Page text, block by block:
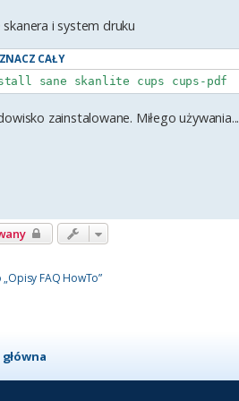
skanera i system druku
CAŁY
zainstalowane. Miłego używania...
FAQ HowTo”